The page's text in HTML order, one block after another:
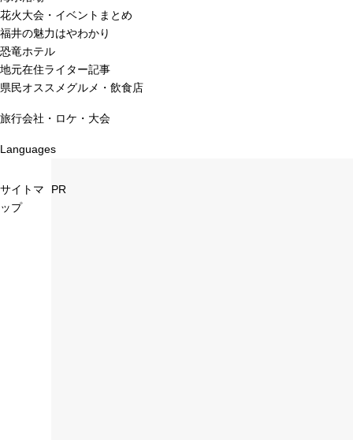
花火大会・イベントまとめ
福井の魅力はやわかり
恐竜ホテル
地元在住ライター記事
県民オススメグルメ・飲食店
旅行会社・ロケ・大会
Languages
サイトマ
ップ
PR